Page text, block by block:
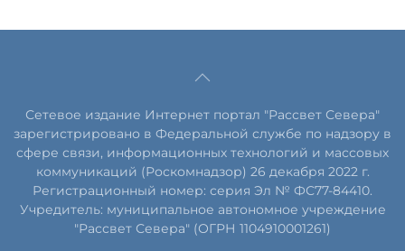
Сетевое издание Интернет портал "Рассвет Севера"
зарегистрировано в Федеральной службе по надзору в
сфере связи, информационных технологий и массовых
коммуникаций (Роскомнадзор) 26 декабря 2022 г.
Регистрационный номер: серия Эл № ФС77-84410.
Учредитель: муниципальное автономное учреждение
"Рассвет Севера" (ОГРН 1104910001261)